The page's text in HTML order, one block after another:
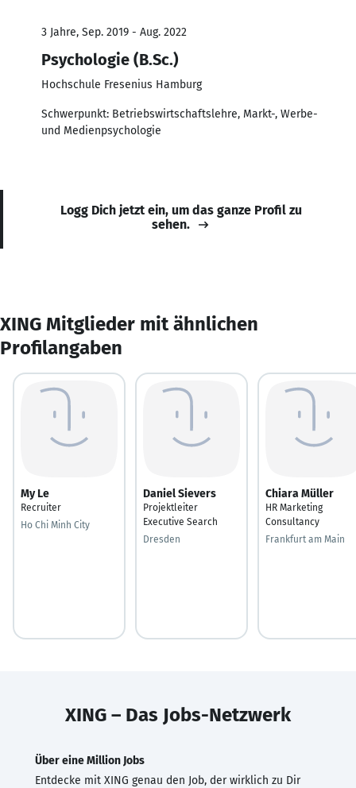
3 Jahre, Sep. 2019 - Aug. 2022
Psychologie (B.Sc.)
Hochschule Fresenius Hamburg
Schwerpunkt: Betriebswirtschaftslehre, Markt-, Werbe-
und Medienpsychologie
Logg Dich jetzt ein, um das ganze Profil zu
sehen.
XING Mitglieder mit ähnlichen
Profilangaben
My Le
Recruiter
Ho Chi Minh City
Daniel Sievers
Projektleiter
Executive Search
Dresden
Chiara Müller
HR Marketing
Consultancy
Frankfurt am Main
XING – Das Jobs-Netzwerk
Über eine Million Jobs
Entdecke mit XING genau den Job, der wirklich zu Dir